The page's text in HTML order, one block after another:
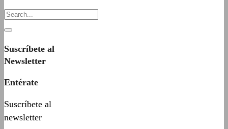
Suscríbete al
Newsletter
Entérate
Suscríbete al
newsletter